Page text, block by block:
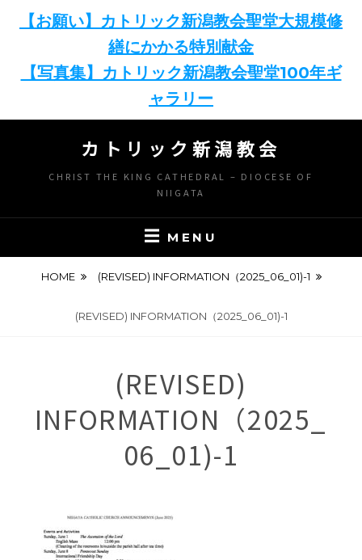
【お願い】カトリック新潟教会聖堂大規模修
繕にかかる特別献金
【写真集】カトリック新潟教会聖堂100年ギ
ャラリー
content
カトリック新潟教会
CHRIST THE KING CATHEDRAL – DIOCESE OF
NIIGATA
MENU
HOME (REVISED) INFORMATION（2025_06_01)-1
(REVISED) INFORMATION（2025_06_01)-1
(REVISED)
INFORMATION（2025_
06_01)-1